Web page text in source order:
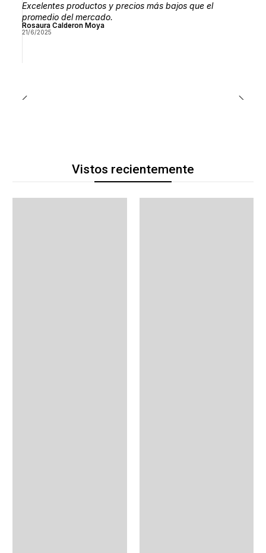
Excelentes productos y precios más bajos que el
promedio del mercado.
Rosaura Calderon Moya
21/6/2025
Vistos recientemente